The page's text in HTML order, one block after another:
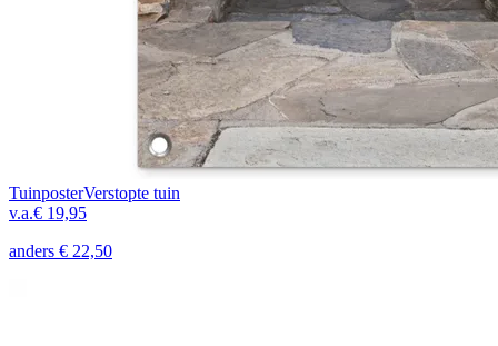
TuinposterVerstopte tuin
v.a.€ 19,95
anders € 22,50